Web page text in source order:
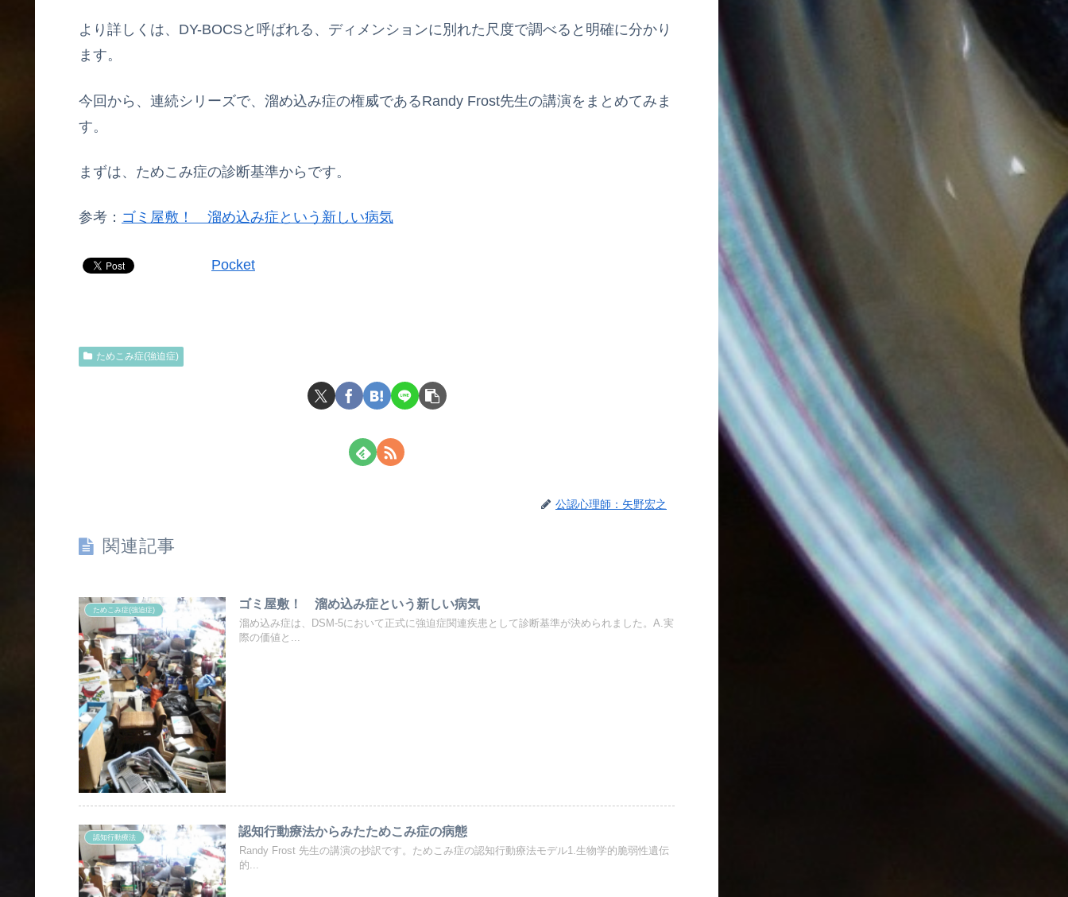
より詳しくは、DY-BOCSと呼ばれる、ディメンションに別れた尺度で調べると明確に分かり
ます。
今回から、連続シリーズで、溜め込み症の権威であるRandy Frost先生の講演をまとめてみま
す。
まずは、ためこみ症の診断基準からです。
参考： ゴミ屋敷！ 溜め込み症という新しい病気
Pocket
ためこみ症(強迫症)
公認心理師：矢野宏之
関連記事
ためこみ症(強迫症) ゴミ屋敷！ 溜め込み症という新しい病気
溜め込み症は、DSM-5において正式に強迫症関連疾患として診断基準が決められました。A.実
際の価値と...
認知行動療法 認知行動療法からみたためこみ症の病態
Randy Frost 先生の講演の抄訳です。ためこみ症の認知行動療法モデル1.生物学的脆弱性遺伝
的...